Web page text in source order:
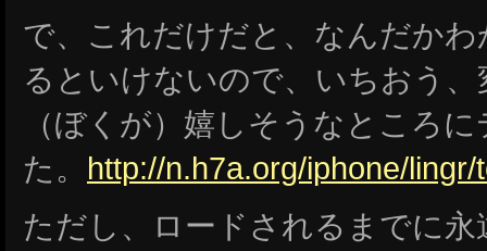
で、これだけだと、なんだか
るといけないので、いちおう
（ぼくが）嬉しそうなところ
た。 http://n.h7a.org/iphone/lingr/
ただし、ロードされるまでに